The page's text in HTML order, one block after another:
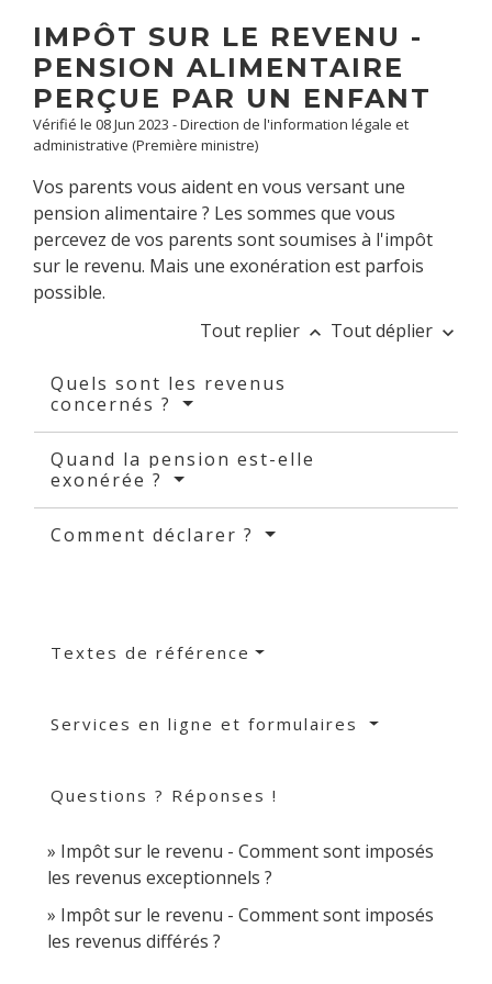
IMPÔT SUR LE REVENU -
PENSION ALIMENTAIRE
PERÇUE PAR UN ENFANT
Vérifié le 08 Jun 2023 - Direction de l'information légale et
administrative (Première ministre)
Vos parents vous aident en vous versant une
pension alimentaire ? Les sommes que vous
percevez de vos parents sont soumises à l'impôt
sur le revenu. Mais une exonération est parfois
possible.
Tout replier keyboard_arrow_up Tout déplier keyboard_arrow_down
Quels sont les revenus
concernés ?
Quand la pension est-elle
exonérée ?
Comment déclarer ?
Textes de référence
Services en ligne et formulaires
Questions ? Réponses !
Impôt sur le revenu - Comment sont imposés
les revenus exceptionnels ?
Impôt sur le revenu - Comment sont imposés
les revenus différés ?